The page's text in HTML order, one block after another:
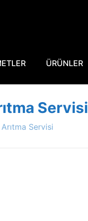
ÜRÜNLER
Servisi
Servisi